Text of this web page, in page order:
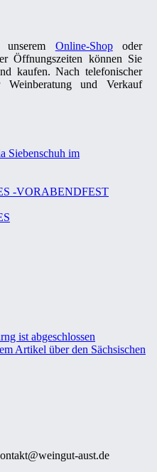
Online-Shopoder
Öffnungszeiten können Sie
kaufen. Nach telefonischer
und Verkauf
Siebenschuh im
-VORABENDFEST
ist abgeschlossen
Artikel über den Sächsischen
aust.de